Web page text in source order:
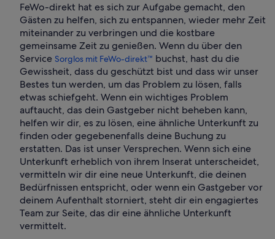
FeWo-direkt hat es sich zur Aufgabe gemacht, den
Gästen zu helfen, sich zu entspannen, wieder mehr Zeit
miteinander zu verbringen und die kostbare
gemeinsame Zeit zu genießen. Wenn du über den
Service Sorglos mit FeWo-direkt™ buchst, hast du die
Gewissheit, dass du geschützt bist und dass wir unser
Bestes tun werden, um das Problem zu lösen, falls
etwas schiefgeht. Wenn ein wichtiges Problem
auftaucht, das dein Gastgeber nicht beheben kann,
helfen wir dir, es zu lösen, eine ähnliche Unterkunft zu
finden oder gegebenenfalls deine Buchung zu
erstatten. Das ist unser Versprechen. Wenn sich eine
Unterkunft erheblich von ihrem Inserat unterscheidet,
vermitteln wir dir eine neue Unterkunft, die deinen
Bedürfnissen entspricht, oder wenn ein Gastgeber vor
deinem Aufenthalt storniert, steht dir ein engagiertes
Team zur Seite, das dir eine ähnliche Unterkunft
vermittelt.